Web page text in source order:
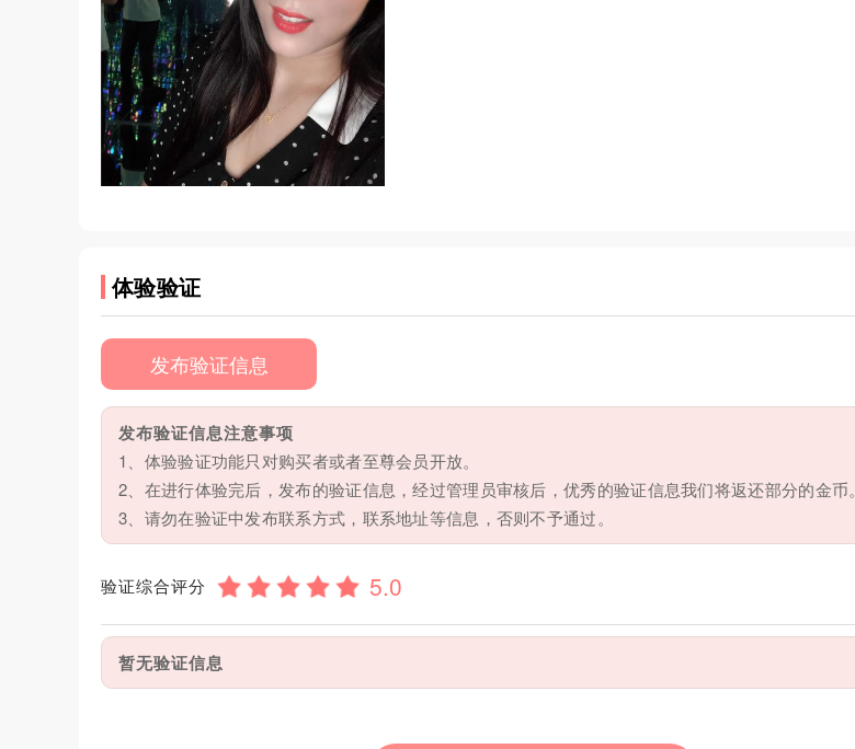
体验验证
发布验证信息
发布验证信息注意事项
1、体验验证功能只对购买者或者至尊会员开放。
2、在进行体验完后，发布的验证信息，经过管理员审核后，优秀的验证信息我们将返还部分的金币。
3、请勿在验证中发布联系方式，联系地址等信息，否则不予通过。
验证综合评分
暂无验证信息